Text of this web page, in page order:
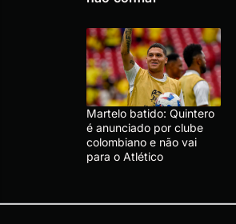
Martelo batido: Quintero
é anunciado por clube
colombiano e não vai
para o Atlético